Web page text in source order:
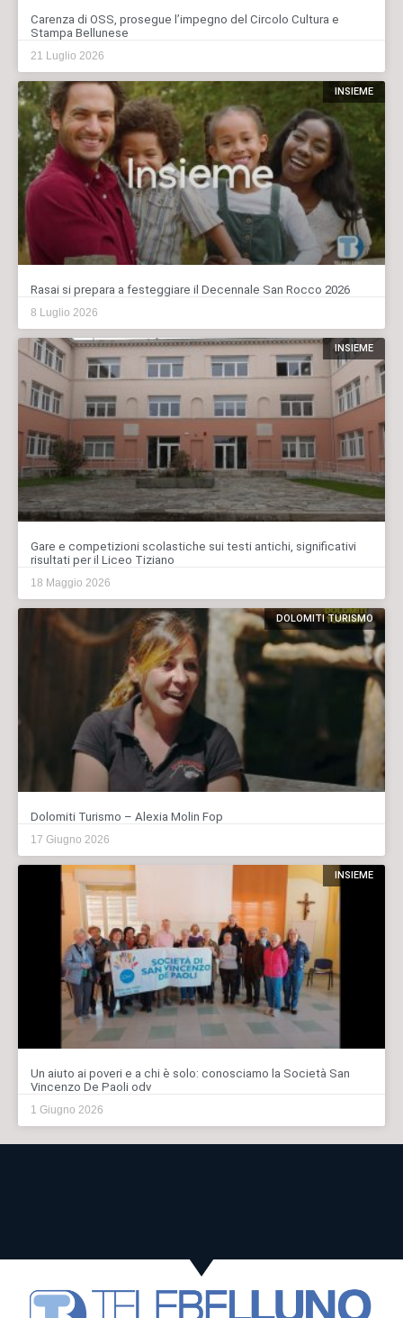
Carenza di OSS, prosegue l’impegno del Circolo Cultura e
Stampa Bellunese
21 Luglio 2026
INSIEME
Rasai si prepara a festeggiare il Decennale San Rocco 2026
8 Luglio 2026
INSIEME
Gare e competizioni scolastiche sui testi antichi, significativi
risultati per il Liceo Tiziano
18 Maggio 2026
DOLOMITI TURISMO
Dolomiti Turismo – Alexia Molin Fop
17 Giugno 2026
INSIEME
Un aiuto ai poveri e a chi è solo: conosciamo la Società San
Vincenzo De Paoli odv
1 Giugno 2026